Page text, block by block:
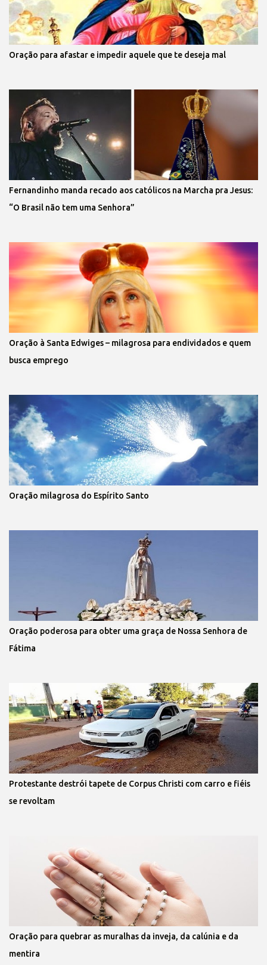
Oração para afastar e impedir aquele que te deseja mal
Fernandinho manda recado aos católicos na Marcha pra Jesus:
“O Brasil não tem uma Senhora”
Oração à Santa Edwiges – milagrosa para endividados e quem
busca emprego
Oração milagrosa do Espírito Santo
Oração poderosa para obter uma graça de Nossa Senhora de
Fátima
Protestante destrói tapete de Corpus Christi com carro e fiéis
se revoltam
Oração para quebrar as muralhas da inveja, da calúnia e da
mentira